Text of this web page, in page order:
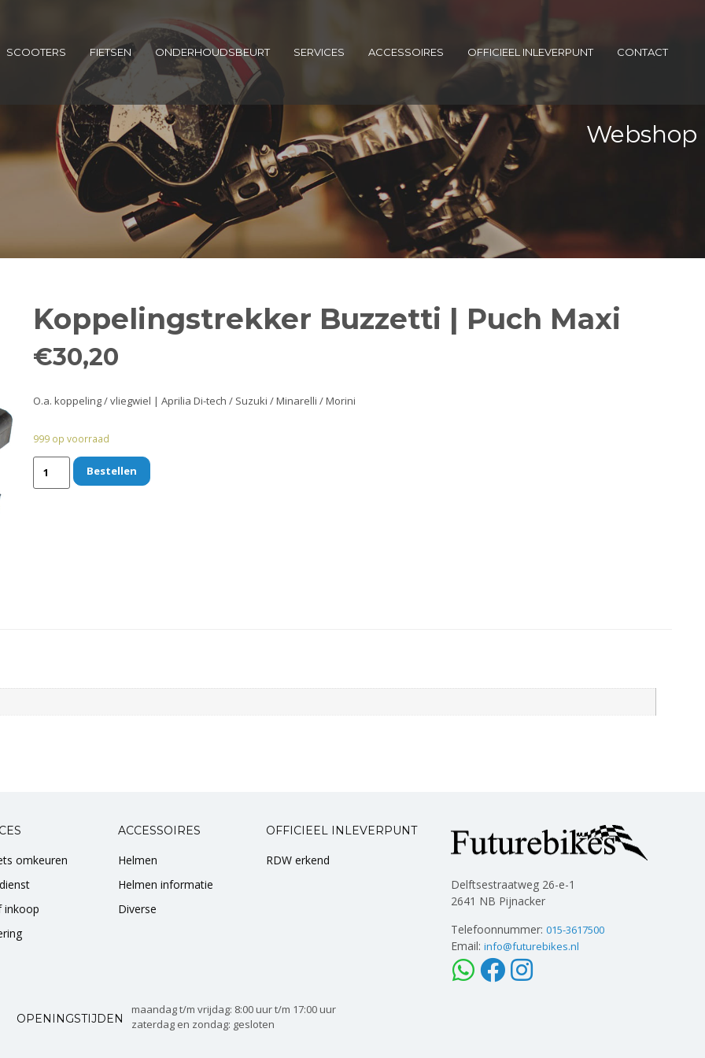
SCOOTERS FIETSEN ONDERHOUDSBEURT SERVICES ACCESSOIRES OFFICIEEL INLEVERPUNT CONTACT
Webshop
Koppelingstrekker Buzzetti | Puch Maxi
€30,20
O.a. koppeling / vliegwiel | Aprilia Di-tech / Suzuki / Minarelli / Morini
999 op voorraad
Bestellen
omkeuren
inkoop
ACCESSOIRES
Helmen
Helmen informatie
Diverse
OFFICIEEL INLEVERPUNT
RDW erkend
Delftsestraatweg 26-e-1
2641 NB Pijnacker
Telefoonnummer:015-3617500
Email:info@futurebikes.nl
OPENINGSTIJDEN
maandag t/m vrijdag: 8:00 uur t/m 17:00 uur
zaterdag en zondag: gesloten